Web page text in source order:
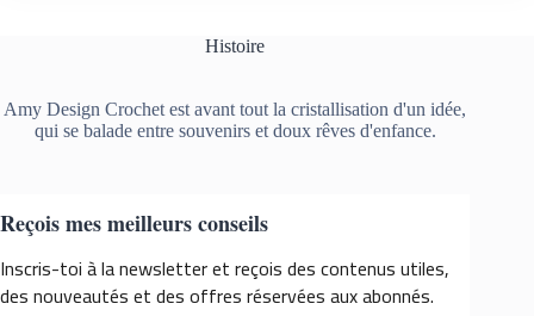
Histoire
Amy Design Crochet est avant tout la cristallisation d'un idée,
qui se balade entre souvenirs et doux rêves d'enfance.
Reçois mes meilleurs conseils
Inscris-toi à la newsletter et reçois des contenus utiles,
des nouveautés et des offres réservées aux abonnés.